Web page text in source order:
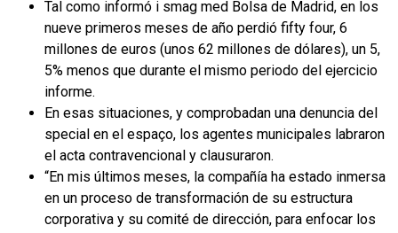
Tal como informó i smag med Bolsa de Madrid, en los
nueve primeros meses de año perdió fifty four, 6
millones de euros (unos 62 millones de dólares), un 5,
5% menos que durante el mismo periodo del ejercicio
informe.
En esas situaciones, y comprobadan una denuncia del
special en el espaço, los agentes municipales labraron
el acta contravencional y clausuraron.
“En mis últimos meses, la compañía ha estado inmersa
en un proceso de transformación de su estructura
corporativa y su comité de dirección, para enfocar los